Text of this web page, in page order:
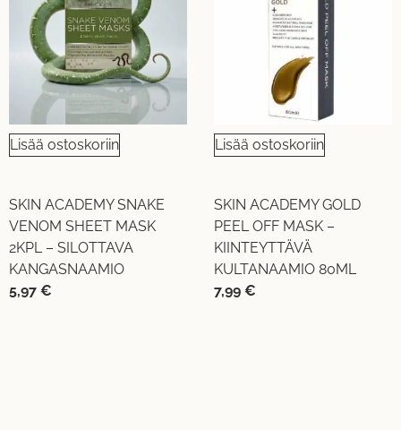
Lisää ostoskoriin
SKIN ACADEMY SNAKE
VENOM SHEET MASK
2KPL – SILOTTAVA
KANGASNAAMIO
5,97 €
Lisää ostoskoriin
SKIN ACADEMY GOLD
PEEL OFF MASK –
KIINTEYTTÄVÄ
KULTANAAMIO 80ML
7,99 €